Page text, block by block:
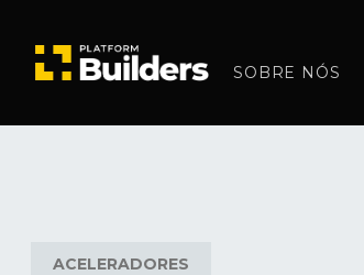
SOBRE NÓS
ACELERADORES